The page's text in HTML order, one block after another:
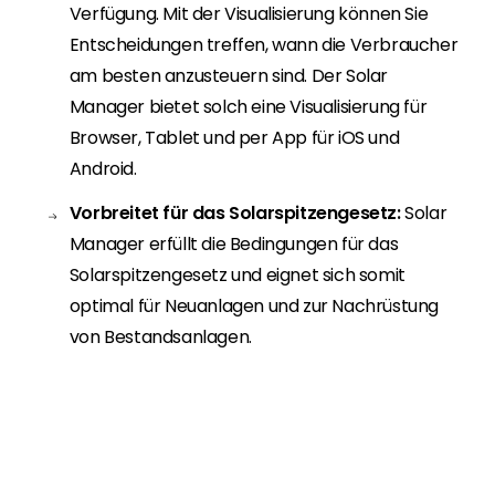
Verfügung. Mit der Visualisierung können Sie
Entscheidungen treffen, wann die Verbraucher
am besten anzusteuern sind. Der Solar
Manager bietet solch eine Visualisierung für
Browser, Tablet und per App für iOS und
Android.
Vorbreitet für das Solarspitzengesetz:Solar
Manager erfüllt die Bedingungen für das
Solarspitzengesetz und eignet sich somit
optimal für Neuanlagen und zur Nachrüstung
von Bestandsanlagen.